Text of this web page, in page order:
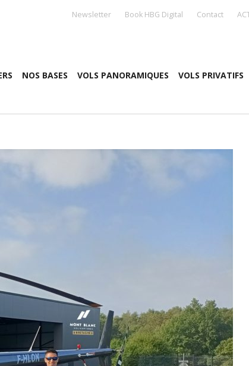
Newsletter Book HBG Digital Contact
NOS BASES VOLS PANORAMIQUES VOLS PRIVATIFS